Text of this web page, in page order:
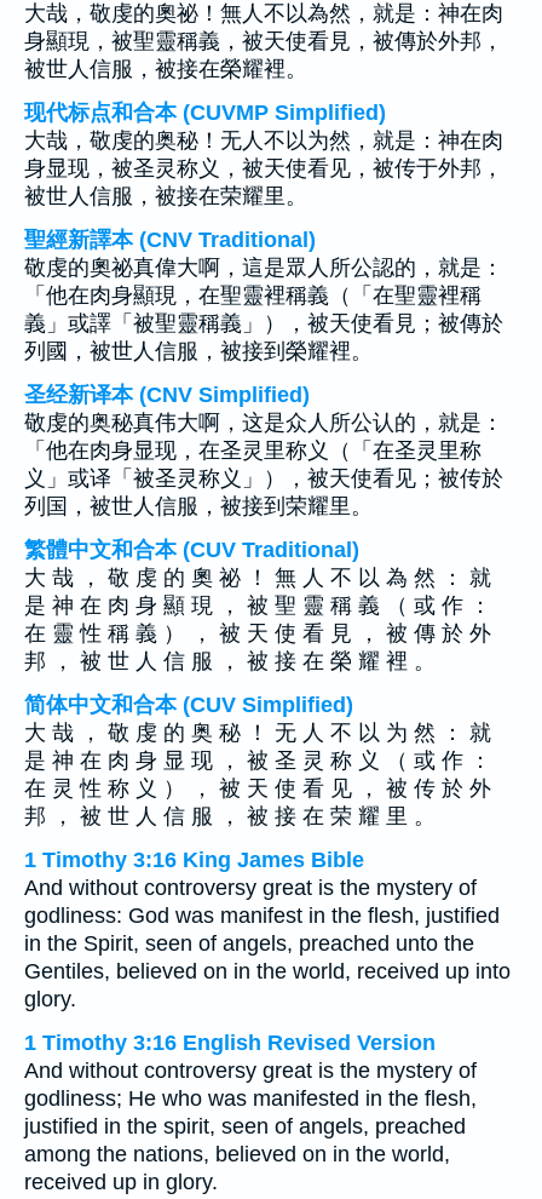
大哉，敬虔的奧祕！無人不以為然，就是：神在肉
身顯現，被聖靈稱義，被天使看見，被傳於外邦，
被世人信服，被接在榮耀裡。
现代标点和合本 (CUVMP Simplified)
大哉，敬虔的奥秘！无人不以为然，就是：神在肉
身显现，被圣灵称义，被天使看见，被传于外邦，
被世人信服，被接在荣耀里。
聖經新譯本 (CNV Traditional)
敬虔的奧祕真偉大啊，這是眾人所公認的，就是：
「他在肉身顯現，在聖靈裡稱義（「在聖靈裡稱
義」或譯「被聖靈稱義」），被天使看見；被傳於
列國，被世人信服，被接到榮耀裡。
圣经新译本 (CNV Simplified)
敬虔的奥秘真伟大啊，这是众人所公认的，就是：
「他在肉身显现，在圣灵里称义（「在圣灵里称
义」或译「被圣灵称义」），被天使看见；被传於
列国，被世人信服，被接到荣耀里。
繁體中文和合本 (CUV Traditional)
大 哉 ， 敬 虔 的 奧 祕 ！ 無 人 不 以 為 然 ： 就
是 神 在 肉 身 顯 現 ， 被 聖 靈 稱 義 （ 或 作 ：
在 靈 性 稱 義 ） ， 被 天 使 看 見 ， 被 傳 於 外
邦 ， 被 世 人 信 服 ， 被 接 在 榮 耀 裡 。
简体中文和合本 (CUV Simplified)
大 哉 ， 敬 虔 的 奥 秘 ！ 无 人 不 以 为 然 ： 就
是 神 在 肉 身 显 现 ， 被 圣 灵 称 义 （ 或 作 ：
在 灵 性 称 义 ） ， 被 天 使 看 见 ， 被 传 於 外
邦 ， 被 世 人 信 服 ， 被 接 在 荣 耀 里 。
1 Timothy 3:16 King James Bible
And without controversy great is the mystery of
godliness: God was manifest in the flesh, justified
in the Spirit, seen of angels, preached unto the
Gentiles, believed on in the world, received up into
glory.
1 Timothy 3:16 English Revised Version
And without controversy great is the mystery of
godliness; He who was manifested in the flesh,
justified in the spirit, seen of angels, preached
among the nations, believed on in the world,
received up in glory.